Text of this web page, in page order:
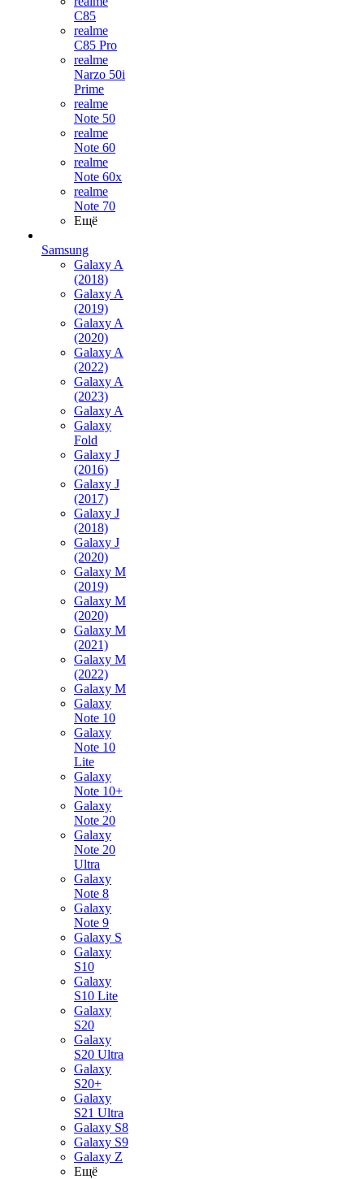
C85
realme
C85 Pro
realme
Narzo 50i
Prime
realme
Note 50
realme
Note 60
realme
Note 60x
realme
Note 70
Ещё
Samsung
Galaxy A
(2018)
Galaxy A
(2019)
Galaxy A
(2020)
Galaxy A
(2022)
Galaxy A
(2023)
Galaxy A
Galaxy
Fold
Galaxy J
(2016)
Galaxy J
(2017)
Galaxy J
(2018)
Galaxy J
(2020)
Galaxy M
(2019)
Galaxy M
(2020)
Galaxy M
(2021)
Galaxy M
(2022)
Galaxy M
Galaxy
Note 10
Galaxy
Note 10
Lite
Galaxy
Note 10+
Galaxy
Note 20
Galaxy
Note 20
Ultra
Galaxy
Note 8
Galaxy
Note 9
Galaxy S
Galaxy
S10
Galaxy
S10 Lite
Galaxy
S20
Galaxy
S20 Ultra
Galaxy
S20+
Galaxy
S21 Ultra
Galaxy S8
Galaxy S9
Galaxy Z
Ещё